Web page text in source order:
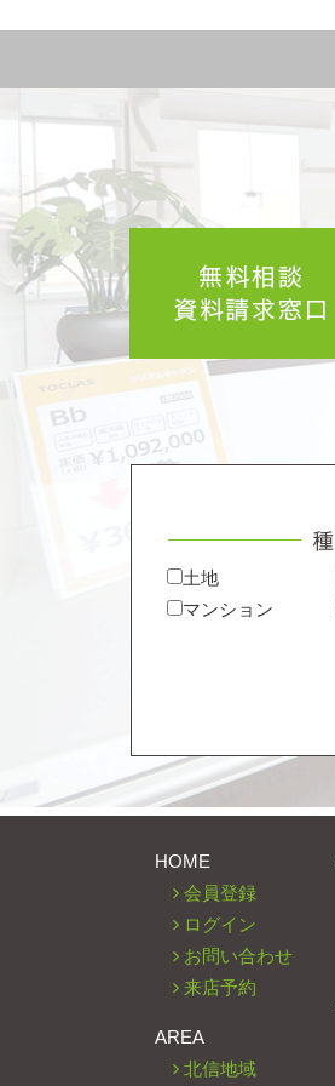
土地
マンション
HOME
会員登録
ログイン
お問い合わせ
来店予約
AREA
北信地域